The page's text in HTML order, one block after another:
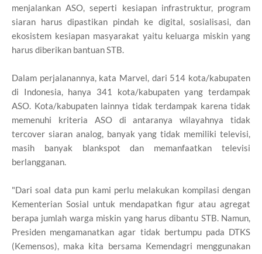
menjalankan ASO, seperti kesiapan infrastruktur, program
siaran harus dipastikan pindah ke digital, sosialisasi, dan
ekosistem kesiapan masyarakat yaitu keluarga miskin yang
harus diberikan bantuan STB.
Dalam perjalanannya, kata Marvel, dari 514 kota/kabupaten
di Indonesia, hanya 341 kota/kabupaten yang terdampak
ASO. Kota/kabupaten lainnya tidak terdampak karena tidak
memenuhi kriteria ASO di antaranya wilayahnya tidak
tercover siaran analog, banyak yang tidak memiliki televisi,
masih banyak blankspot dan memanfaatkan televisi
berlangganan.
"Dari soal data pun kami perlu melakukan kompilasi dengan
Kementerian Sosial untuk mendapatkan figur atau agregat
berapa jumlah warga miskin yang harus dibantu STB. Namun,
Presiden mengamanatkan agar tidak bertumpu pada DTKS
(Kemensos), maka kita bersama Kemendagri menggunakan